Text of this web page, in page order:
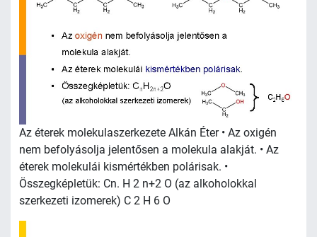
Az éterek molekulaszerkezete Alkán Éter • Az oxigén
nem befolyásolja jelentősen a molekula alakját. • Az
éterek molekulái kismértékben polárisak. •
Összegképletük: Cn. H 2 n+2 O (az alkoholokkal
szerkezeti izomerek) C 2 H 6 O